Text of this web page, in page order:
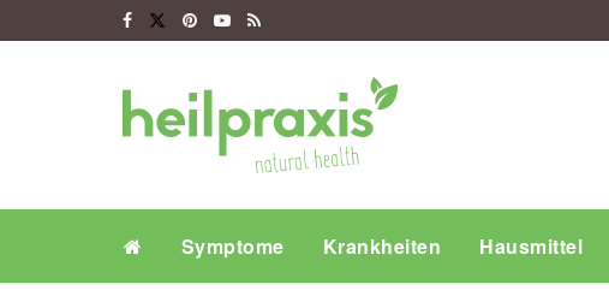
Symptome Krankheiten Hausmittel